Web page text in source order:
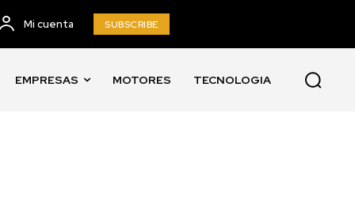
Mi cuenta SUBSCRIBE
EMPRESAS MOTORES TECNOLOGIA